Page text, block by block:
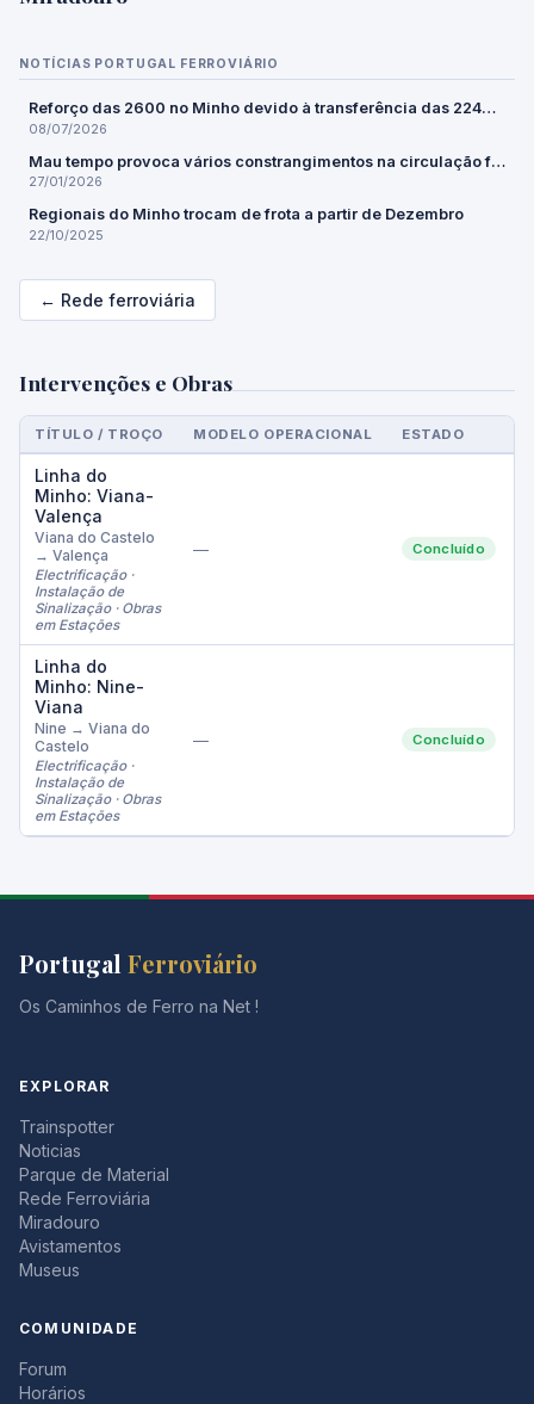
NOTÍCIAS PORTUGAL FERROVIÁRIO
Reforço das 2600 no Minho devido à transferência das 2240 para o Algarve
08/07/2026
Mau tempo provoca vários constrangimentos na circulação ferroviária
27/01/2026
Regionais do Minho trocam de frota a partir de Dezembro
22/10/2025
← Rede ferroviária
Intervenções e Obras
TÍTULO / TROÇO MODELO OPERACIONAL ESTADO
Linha do
Minho: Viana-
Valença
Viana do Castelo
→ Valença
Electrificação ·
Instalação de
Sinalização · Obras
em Estações
— Concluído
Linha do
Minho: Nine-
Viana
Nine → Viana do
Castelo
Electrificação ·
Instalação de
Sinalização · Obras
em Estações
— Concluído
Portugal Ferroviário
Os Caminhos de Ferro na Net !
EXPLORAR
Trainspotter
Noticias
Parque de Material
Rede Ferroviária
Miradouro
Avistamentos
Museus
COMUNIDADE
Forum
Horários